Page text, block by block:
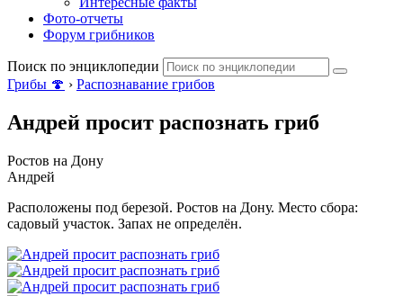
Фото-отчеты
Форум грибников
Поиск по энциклопедии
Грибы 🍄 › Распознавание грибов
Андрей просит распознать гриб
Ростов на Дону
Андрей
Расположены под березой. Ростов на Дону. Место сбора:
садовый участок. Запах не определён.